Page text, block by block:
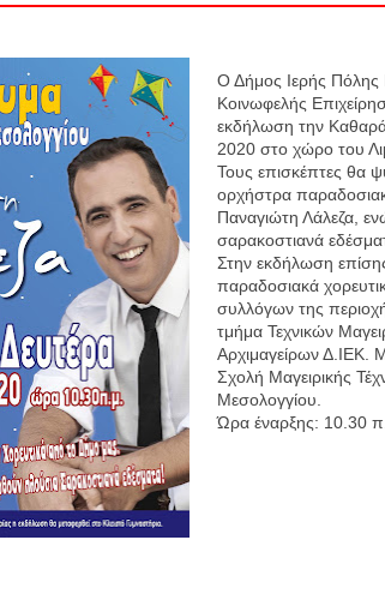
Ο Δήμος Ιερής Πόλης
Κοινωφελής
εκδήλωση την
2020 στο χώρο του
Τους επισκέπτες θα
ορχήστρα
Παναγιώτη Λάλεζα,
σαρακοστιανά
Στην εκδήλωση
παραδοσιακά
συλλόγων της
τμήμα Τεχνικών
Αρχιμαγείρων Δ.ΙΕΚ.
Σχολή Μαγειρικής
Μεσολογγίου.
Ώρα έναρξης: 10.30